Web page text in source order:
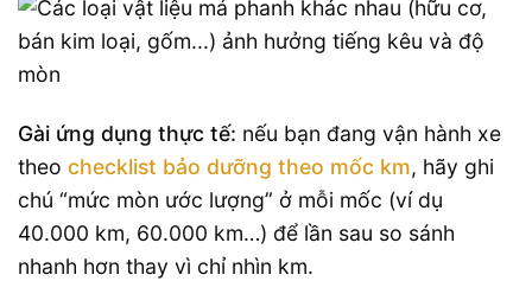
Gài ứng dụng thực tế: nếu bạn đang vận hành xe
theo checklist bảo dưỡng theo mốc km, hãy ghi
chú “mức mòn ước lượng” ở mỗi mốc (ví dụ
40.000 km, 60.000 km…) để lần sau so sánh
nhanh hơn thay vì chỉ nhìn km.